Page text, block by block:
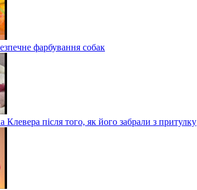
фарбування собак
Клевера після того, як його забрали з притулку